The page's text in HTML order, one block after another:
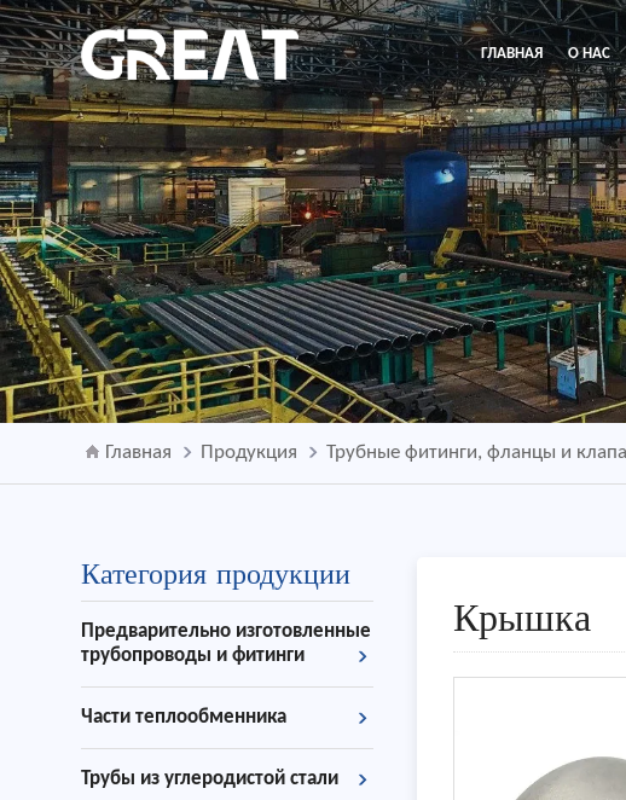
ГЛАВНАЯ О НАС
Главная Продукция Трубные фитинги, фланцы и
Категория продукции
Предварительно изготовленные
трубопроводы и фитинги
Части теплообменника
Трубы из углеродистой стали
Крышка